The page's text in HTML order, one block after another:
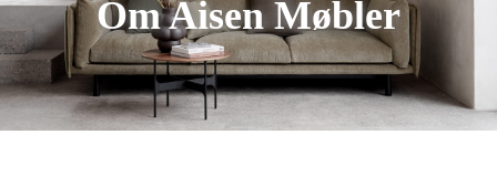
Om Aisen Møbler